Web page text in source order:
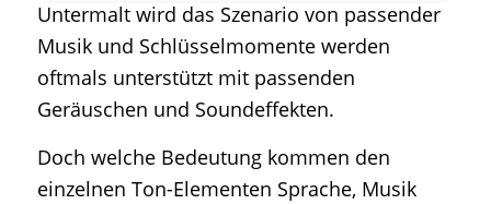
Untermalt wird das Szenario von passender
Musik und Schlüsselmomente werden
oftmals unterstützt mit passenden
Geräuschen und Soundeffekten.
Doch welche Bedeutung kommen den
einzelnen Ton-Elementen Sprache, Musik